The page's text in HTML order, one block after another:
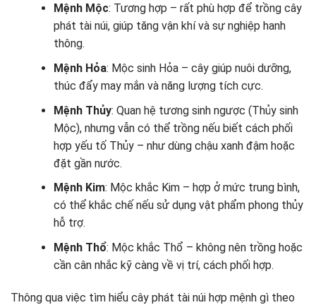
Mệnh Mộc: Tương hợp – rất phù hợp để trồng cây
phát tài núi, giúp tăng vận khí và sự nghiệp hanh
thông.
Mệnh Hỏa: Mộc sinh Hỏa – cây giúp nuôi dưỡng,
thúc đẩy may mắn và năng lượng tích cực.
Mệnh Thủy: Quan hệ tương sinh ngược (Thủy sinh
Mộc), nhưng vẫn có thể trồng nếu biết cách phối
hợp yếu tố Thủy – như dùng chậu xanh đậm hoặc
đặt gần nước.
Mệnh Kim: Mộc khắc Kim – hợp ở mức trung bình,
có thể khắc chế nếu sử dụng vật phẩm phong thủy
hỗ trợ.
Mệnh Thổ: Mộc khắc Thổ – không nên trồng hoặc
cần cân nhắc kỹ càng về vị trí, cách phối hợp.
Thông qua việc tìm hiểu cây phát tài núi hợp mệnh gì theo